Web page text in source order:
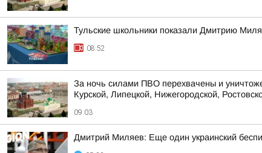
Тульские школьники показали Дмитрию
08:52
За ночь силами ПВО перехвачены и
Курской, Липецкой, Нижегородской,
09:03
Дмитрий Миляев: Еще один украинский